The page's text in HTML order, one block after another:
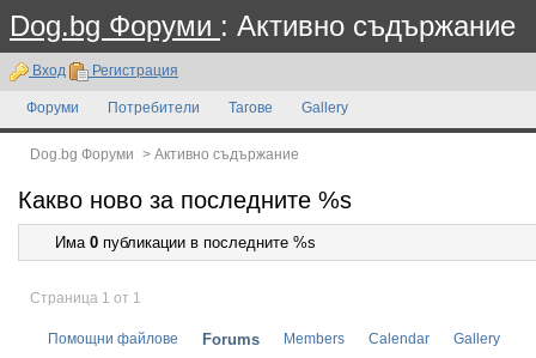
Dog.bg Форуми : Активно съдържание
Вход Регистрация
Форуми Потребители Тагове Gallery
Dog.bg Форуми > Активно съдържание
Какво ново за последните %s
Има 0 публикации в последните %s
Страница 1 от 1
Помощни файлове Forums Members Calendar Gallery